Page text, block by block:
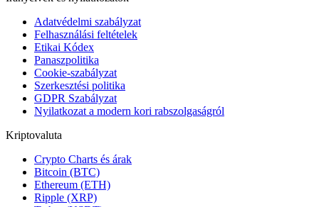
Adatvédelmi szabályzat
Felhasználási feltételek
Etikai Kódex
Panaszpolitika
Cookie-szabályzat
Szerkesztési politika
GDPR Szabályzat
Nyilatkozat a modern kori rabszolgaságról
Kriptovaluta
Crypto Charts és árak
Bitcoin (BTC)
Ethereum (ETH)
Ripple (XRP)